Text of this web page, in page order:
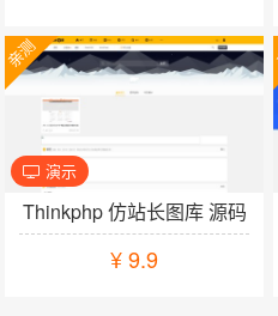
亲测
演示
Thinkphp 仿站长图库 源码
¥9.9